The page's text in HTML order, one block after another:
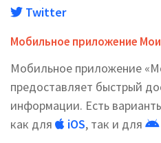
Twitter
Мобильное приложение
Мобильное приложение
предоставляет быстрый
информации. Есть
как для
iOS, так и для